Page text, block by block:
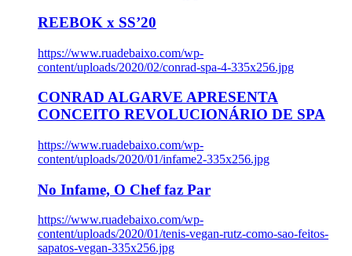
REEBOK x SS’20
https://www.ruadebaixo.com/wp-
content/uploads/2020/02/conrad-spa-4-335x256.jpg
CONRAD ALGARVE APRESENTA
CONCEITO REVOLUCIONÁRIO DE SPA
https://www.ruadebaixo.com/wp-
content/uploads/2020/01/infame2-335x256.jpg
No Infame, O Chef faz Par
https://www.ruadebaixo.com/wp-
content/uploads/2020/01/tenis-vegan-rutz-como-sao-feitos-
sapatos-vegan-335x256.jpg